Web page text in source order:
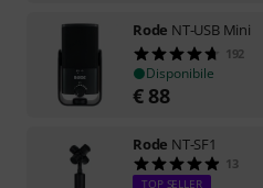
Rode NT-USB Mini
192
Disponibile
€ 88
Rode NT-SF1
13
TOP SELLER